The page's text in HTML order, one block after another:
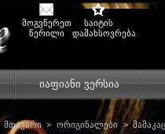
მოგვწერეთ
წერილი
საიტის
დამახსოვრება
იაფიანი ვერსია
მთავარი > ორიგინალები >